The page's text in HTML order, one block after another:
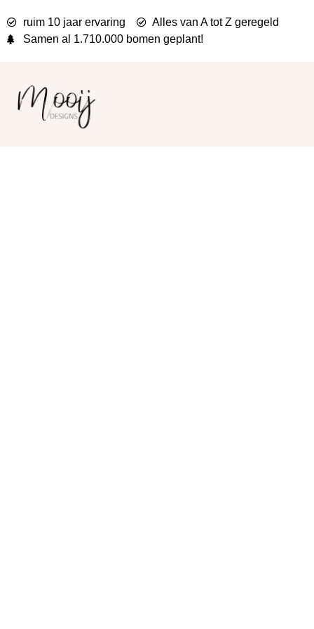
ruim 10 jaar ervaring
Alles van A tot Z geregeld
Samen al 1.710.000 bomen geplant!